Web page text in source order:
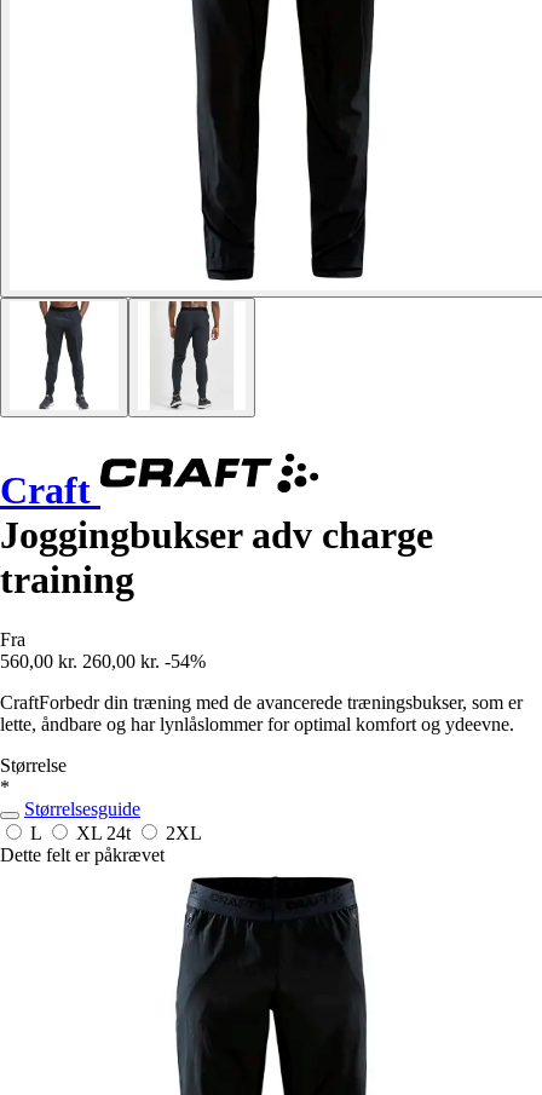
Craft
Joggingbukser adv charge
training
Fra
560,00 kr. 260,00 kr. -54%
CraftForbedr din træning med de avancerede træningsbukser, som er
lette, åndbare og har lynlåslommer for optimal komfort og ydeevne.
Størrelse
*
Størrelsesguide
L
XL 24t
2XL
Dette felt er påkrævet